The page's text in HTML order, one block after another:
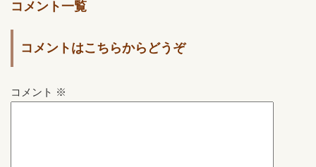
コメント一覧
コメントはこちらからどうぞ
コメント ※